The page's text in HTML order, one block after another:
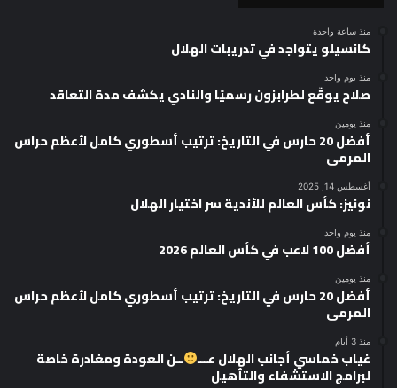
منذ ساعة واحدة
كانسيلو يتواجد في تدريبات الهلال
منذ يوم واحد
صلاح يوقّع لطرابزون رسميًا والنادي يكشف مدة التعاقد
منذ يومين
أفضل 20 حارس في التاريخ: ترتيب أسطوري كامل لأعظم حراس
المرمى
أغسطس 14, 2025
نونيز: كأس العالم للأندية سر اختيار الهلال
منذ يوم واحد
أفضل 100 لاعب في كأس العالم 2026
منذ يومين
أفضل 20 حارس في التاريخ: ترتيب أسطوري كامل لأعظم حراس
المرمى
منذ 3 أيام
غياب خماسي أجانب الهلال عـــ ــن العودة ومغادرة خاصة
لبرامج الاستشفاء والتأهيل